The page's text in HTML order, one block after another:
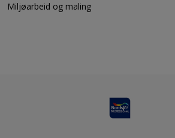
Miljøarbeid og maling